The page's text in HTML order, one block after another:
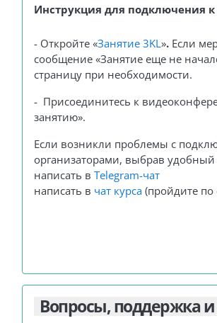
Инструкция для подключения
- Откройте «Занятие 3KL». Если
сообщение «Занятие еще не
страницу при необходимости.
- Присоединитесь к
занятию».
Если возникли проблемы с
организаторами, выбрав удобный
написать в Telegram-чат
написать в чат курса (пройдите
Вопросы, поддержка